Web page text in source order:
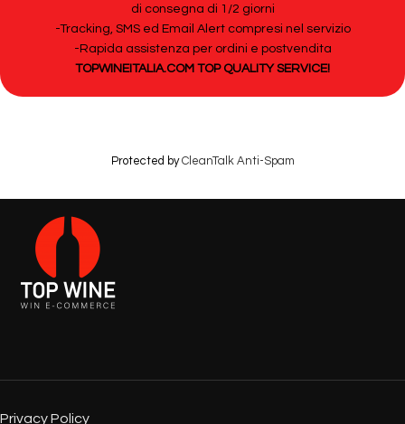
di consegna di 1/2 giorni
-Tracking, SMS ed Email Alert compresi nel servizio
-Rapida assistenza per ordini e postvendita
TOPWINEITALIA.COM TOP QUALITY SERVICE!
Protected byCleanTalk Anti-Spam
Privacy Policy